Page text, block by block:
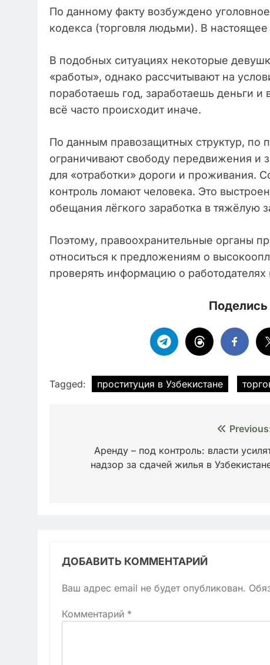
По данному факту возбуждено
кодекса (торговля людьми). В
В подобных ситуациях некоторые
«работы», однако рассчитывают на
поработаешь год, заработаешь деньги
всё часто происходит иначе.
По данным правозащитных структур, по
ограничивают свободу передвижения и
для «отработки» дороги и проживания.
контроль ломают человека. Это
обещания лёгкого заработка в тяжёлую
Поэтому, правоохранительные органы
относиться к предложениям о
проверять информацию о работодателях
Поделись
Tagged: проституция в Узбекистане
записям
Аренду – под контроль: власти
надзор за сдачей жилья в
ДОБАВИТЬ КОММЕНТАРИЙ
Ваш адрес email не будет опубликован.
Комментарий *